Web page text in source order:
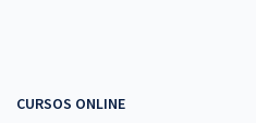
CURSOS ONLINE